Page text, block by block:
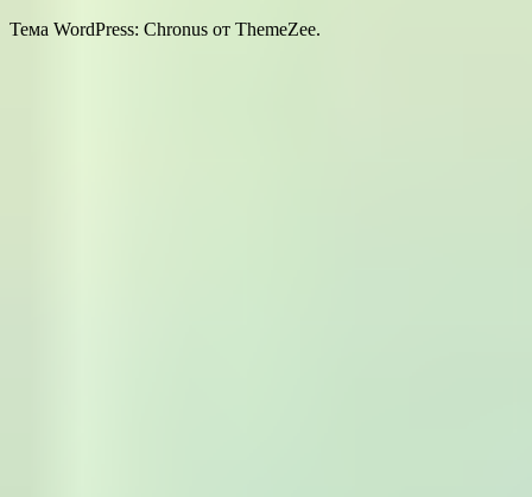
Тема WordPress: Chronus от ThemeZee.